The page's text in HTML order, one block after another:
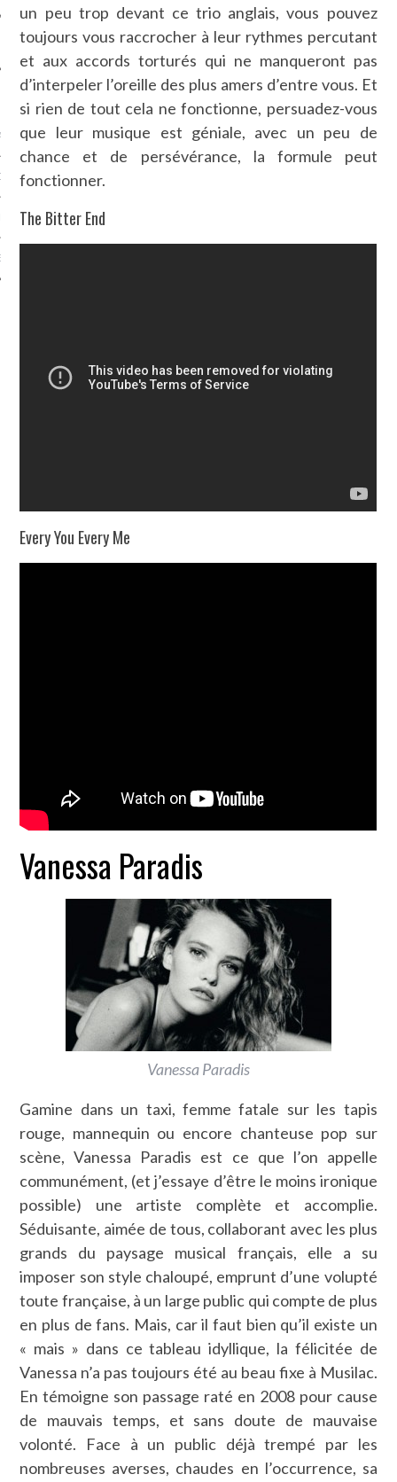
CARAVELLE
CARAVELLE
PODCAST
un peu trop devant ce trio anglais, vous pouvez
toujours vous raccrocher à leur rythmes percutant
et aux accords torturés qui ne manqueront pas
d’interpeler l’oreille des plus amers d’entre vous. Et
si rien de tout cela ne fonctionne, persuadez-vous
que leur musique est géniale, avec un peu de
chance et de persévérance, la formule peut
fonctionner.
The Bitter End
Every You Every Me
Vanessa Paradis
Vanessa Paradis
Gamine dans un taxi, femme fatale sur les tapis
rouge, mannequin ou encore chanteuse pop sur
scène, Vanessa Paradis est ce que l’on appelle
communément, (et j’essaye d’être le moins ironique
possible) une artiste complète et accomplie.
Séduisante, aimée de tous, collaborant avec les plus
grands du paysage musical français, elle a su
imposer son style chaloupé, emprunt d’une volupté
toute française, à un large public qui compte de plus
en plus de fans. Mais, car il faut bien qu’il existe un
« mais » dans ce tableau idyllique, la félicitée de
Vanessa n’a pas toujours été au beau fixe à Musilac.
En témoigne son passage raté en 2008 pour cause
de mauvais temps, et sans doute de mauvaise
volonté. Face à un public déjà trempé par les
nombreuses averses, chaudes en l’occurrence, sa